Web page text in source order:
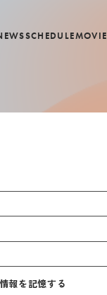
SCHEDULEMOVIE
報を記憶する